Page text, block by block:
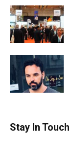
Stay In Touch